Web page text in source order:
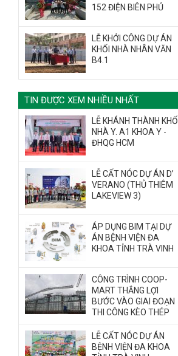
152 ĐIỆN BIÊN PHỦ
LỄ KHỞI CÔNG DỰ ÁN
KHỐI NHÀ NHÂN VĂN
B4.1
TIN ĐƯỢC XEM NHIỀU NHẤT
LỄ KHÁNH THÀNH KHỐI
NHÀ Y. A1 KHOA Y -
ĐHQG HCM
LỄ CẤT NÓC DỰ ÁN D’
VERANO (THỦ THIÊM
LAKEVIEW 3)
ÁP DỤNG BIM TẠI DỰ
ÁN BỆNH VIỆN ĐA
KHOA TỈNH TRÀ VINH
CÔNG TRÌNH COOP-
MART THẮNG LỢI
BƯỚC VÀO GIAI ĐOẠN
THI CÔNG KÈO THÉP
LỄ CẤT NÓC DỰ ÁN
BỆNH VIỆN ĐA KHOA